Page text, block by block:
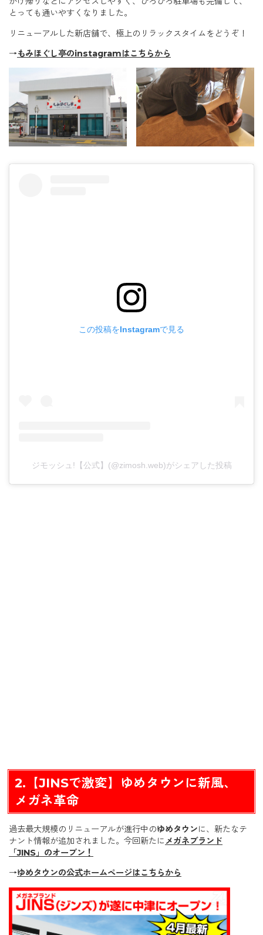
とっても通いやすくなりました。
リニューアルした新店舗で、極上のリラックスタイムをどうぞ！
→もみほぐし亭のinstagramはこちらから
この投稿をInstagramで見る
ジモッシュ!【公式】(@zimosh.web)がシェアした投稿
2.【JINSで激変】ゆめタウンに新風、
メガネ革命
過去最大規模のリニューアルが進行中のゆめタウンに、新たなテ
ナント情報が追加されました。今回新たに メガネブランド
「JINS」 のオープン！
→ゆめタウンの公式ホームページはこちらから